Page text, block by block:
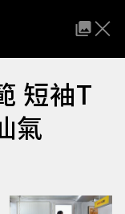
短袖T
氣